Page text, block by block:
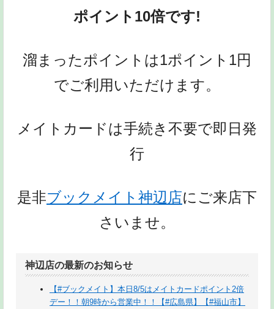
ポイント10倍です!
溜まったポイントは1ポイント1円
でご利用いただけます。
メイトカードは手続き不要で即日発
行
是非ブックメイト神辺店にご来店下
さいませ。
神辺店の最新のお知らせ
【#ブックメイト】本日8/5はメイトカードポイント2倍
デー！！朝9時から営業中！！【#広島県】【#福山市】